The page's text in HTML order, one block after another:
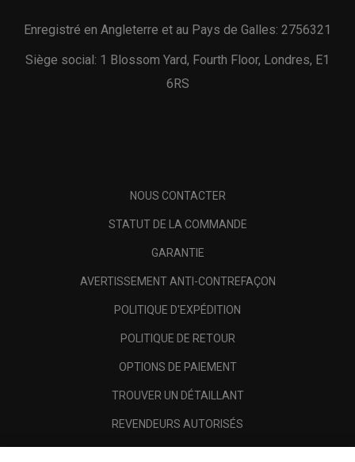
Enregistré en Angleterre et au Pays de Galles: 2756321
Siège social: 1 Blossom Yard, Fourth Floor, Londres, E1
6RS
NOUS CONTACTER
STATUT DE LA COMMANDE
GARANTIE
AVERTISSEMENT ANTI-CONTREFAÇON
POLITIQUE D'EXPÉDITION
POLITIQUE DE RETOUR
OPTIONS DE PAIEMENT
TROUVER UN DÉTAILLANT
REVENDEURS AUTORISÉS